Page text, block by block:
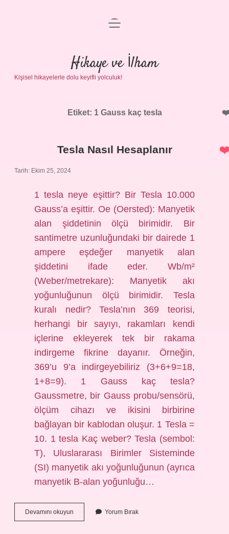
Anasayfa
Gizlilik Politikası
Yasal Uyarı
menüyü
Hikaye ve İlham
Kişisel hikayelerle dolu keyifli yolculuk!
Etiket: 1 Gauss kaç tesla
Tesla Nasıl Hesaplanır
Tarih: Ekim 25, 2024
1 tesla neye eşittir? Bir Tesla 10.000
Gauss’a eşittir. Oe (Oersted): Manyetik
alan şiddetinin ölçü birimidir. Bir
santimetre uzunluğundaki bir dairede 1
ampere eşdeğer manyetik alan
şiddetini ifade eder. Wb/m²
(Weber/metrekare): Manyetik akı
yoğunluğunun ölçü birimidir. Tesla
kuralı nedir? Tesla’nın 369 teorisi,
herhangi bir sayıyı, rakamları kendi
içlerine ekleyerek tek bir rakama
indirgeme fikrine dayanır. Örneğin,
369’u 9’a indirgeyebiliriz (3+6+9=18,
1+8=9). 1 Gauss kaç tesla?
Gaussmetre, bir Gauss probu/sensörü,
ölçüm cihazı ve ikisini birbirine
bağlayan bir kablodan oluşur. 1 Tesla =
10. 1 tesla Kaç weber? Tesla (sembol:
T), Uluslararası Birimler Sisteminde
(SI) manyetik akı yoğunluğunun (ayrıca
manyetik B-alan yoğunluğu…
Devamını okuyun
Nasıl
Yorum Bırak